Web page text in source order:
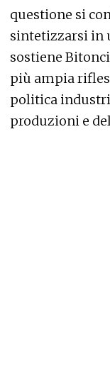
questione si
sintetizzarsi in
sostiene
più ampia
politica
produzioni e